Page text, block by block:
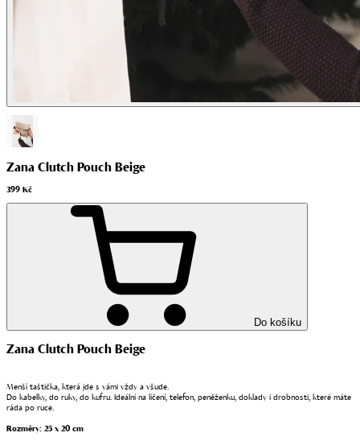
Zana Clutch Pouch Beige
399 Kč
Do košíku
Zana Clutch Pouch Beige
Menší taštička, která jde s vámi vždy a všude.
Do kabelky, do ruky, do kufru. Ideální na líčení, telefon, peněženku, doklady i drobnosti, které máte
ráda po ruce.
Rozměry: 25 x 20 cm